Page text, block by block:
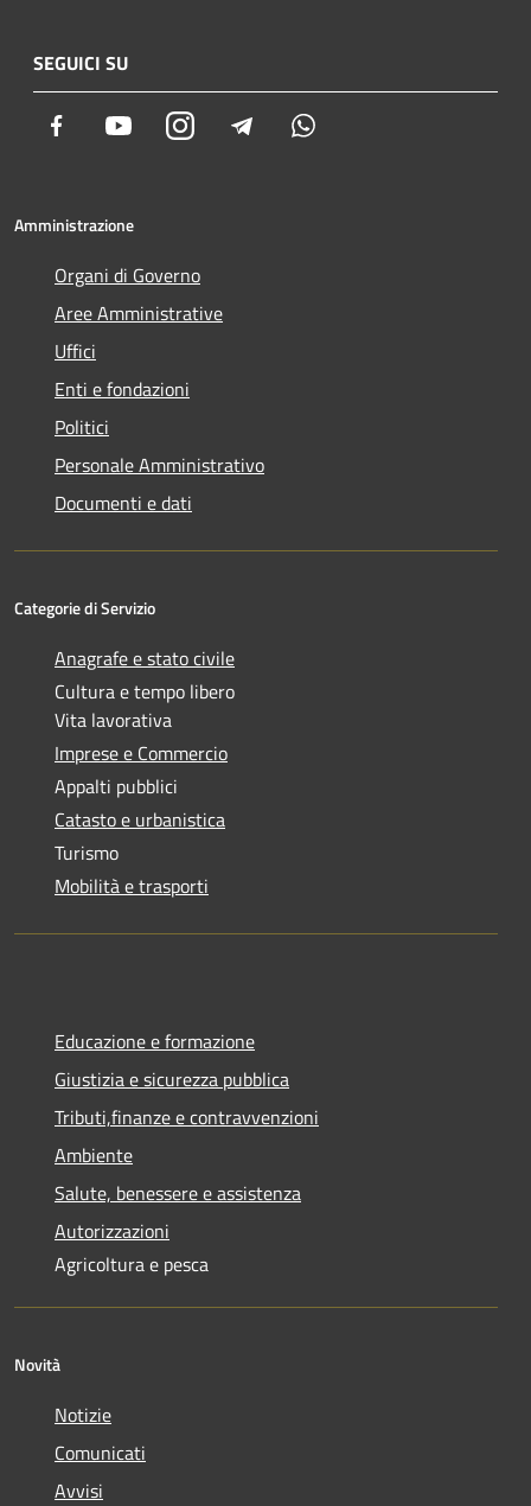
SEGUICI SU
Facebook YoutubeInstagram Telegram
Amministrazione
Organi di Governo
Aree Amministrative
Uffici
Enti e fondazioni
Politici
Personale Amministrativo
Documenti e dati
Categorie di Servizio
Anagrafe e stato civile
Cultura e tempo libero
Vita lavorativa
Imprese e Commercio
Appalti pubblici
Catasto e urbanistica
Turismo
Mobilità e trasporti
Educazione e formazione
Giustizia e sicurezza pubblica
Tributi,finanze e contravvenzioni
Ambiente
Salute, benessere e assistenza
Autorizzazioni
Agricoltura e pesca
Novità
Notizie
Comunicati
Avvisi